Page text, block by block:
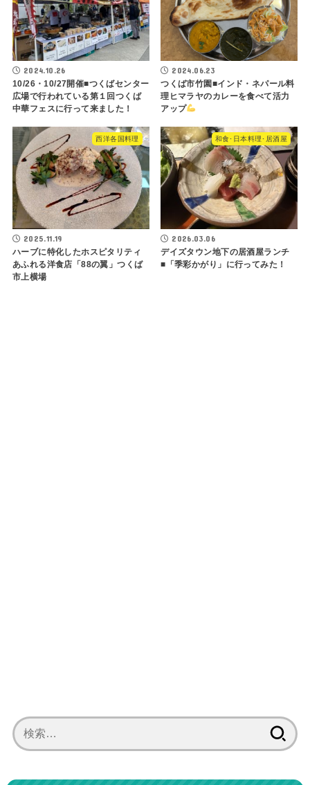
2024.10.26
10/26・10/27開催■つくばセンター
広場で行われている第１回つくば
中華フェスに行って来ました！
2024.06.23
つくば市竹園■インド・ネパール料
理ヒマラヤのカレーを食べて活力
アップ
西洋各国料理
2025.11.19
ハーブに特化したホスピタリティ
あふれる洋食店「88の翼」つくば
市上横場
和食･日本料理･居酒屋
2026.03.06
デイズタウン地下の居酒屋ランチ
■「季彩かがり」に行ってみた！
索: